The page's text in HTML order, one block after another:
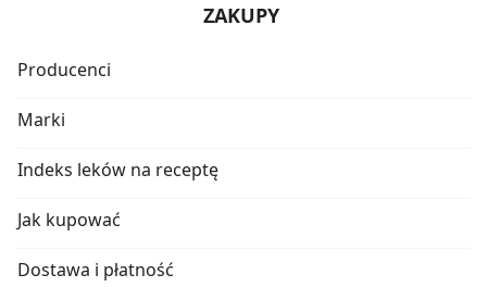
ZAKUPY
Producenci
Marki
Indeks leków na receptę
Jak kupować
Dostawa i płatność